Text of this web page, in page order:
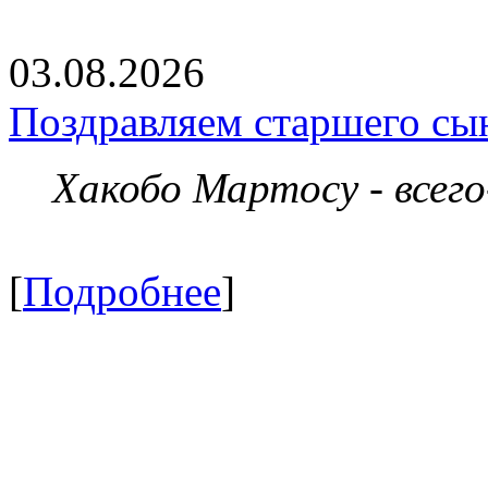
03.08.2026
Поздравляем старшего
Хакобо Мартосу -
[Подробнее]